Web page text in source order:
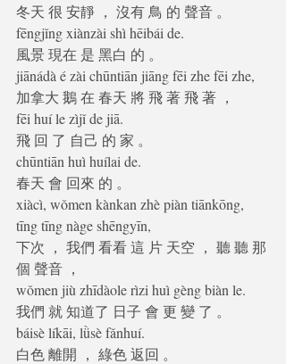
冬天 很 安靜 ， 沒有 鳥 的 聲音 。
fēngjǐng xiànzài shì hēibái de.
風景 現在 是 黑白 的 。
jiānádà é zài chūntiān jiāng fēi zhe fēi zhe,
加拿大 鵝 在 春天 將 飛 著 飛 著 ，
fēi huí le zìjǐ de jiā.
飛 回 了 自己 的 家 。
chūntiān huì huílai de.
春天 會 回來 的 。
xiàcì, wǒmen kànkan zhè piàn tiānkōng,
tīng tīng nàge shēngyīn,
下次 ， 我們 看看 這 片 天空 ， 聽 聽 那
個 聲音 ，
wǒmen jiù zhīdàole rìzi huì gèng biàn le.
我們 就 知道了 日子 會 更 變 了 。
báisè líkāi, lǜsè fǎnhuí.
白色 離開 ， 綠色 返回 。